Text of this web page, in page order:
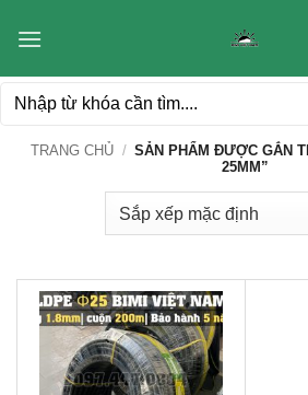
qua
dung
Tìm
TRANG CHỦ / SẢN PHẨM ĐƯỢC GẮN
25MM”